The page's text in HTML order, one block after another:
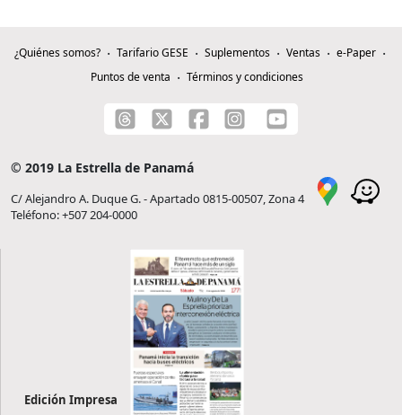
¿Quiénes somos? Tarifario GESE Suplementos Ventas
e-Paper
Puntos de venta
Términos y condiciones
© 2019 La Estrella de Panamá
C/ Alejandro A. Duque G. - Apartado 0815-00507, Zona 4
Teléfono: +507 204-0000
Edición Impresa